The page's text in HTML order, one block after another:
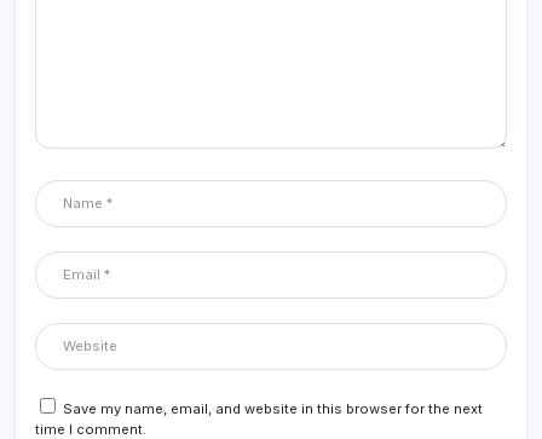
Save my name, email, and website in this browser for the next
time I comment.